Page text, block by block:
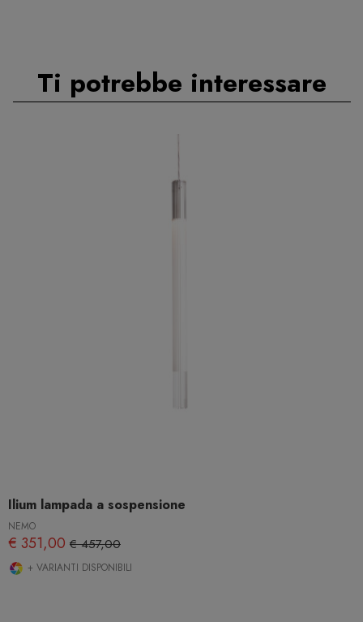
Ti potrebbe interessare
Ilium lampada a sospensione
NEMO
€ 351,00 € 457,00
+ VARIANTI DISPONIBILI